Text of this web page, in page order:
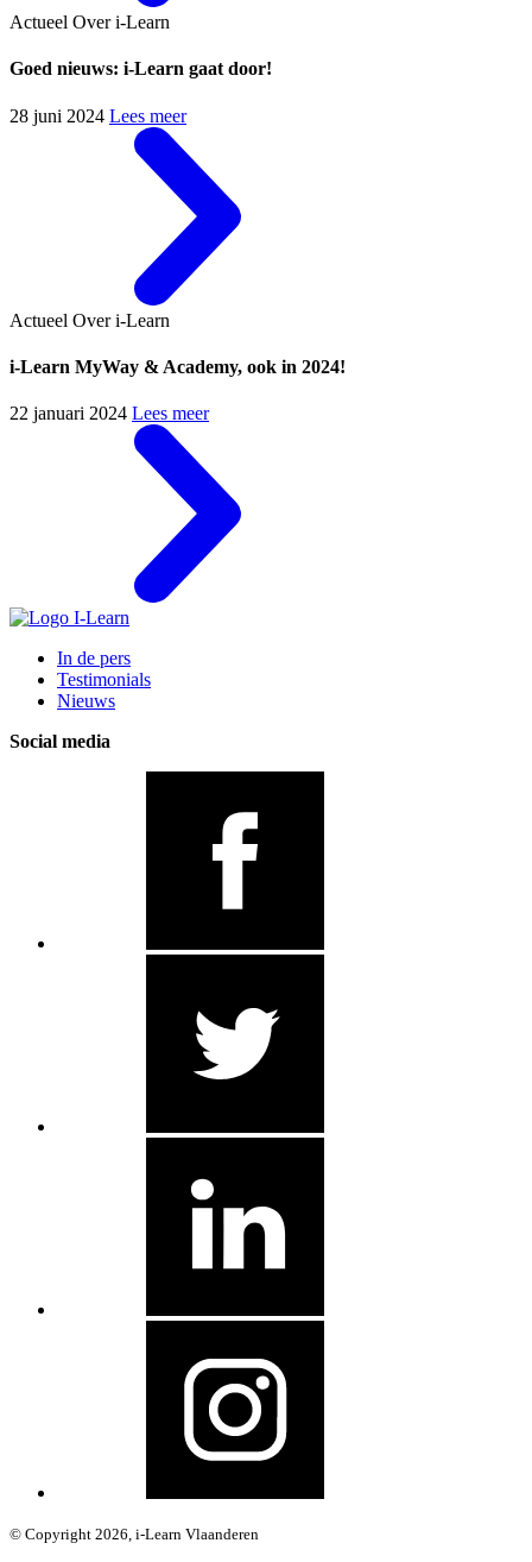
Actueel Over i-Learn
Goed nieuws: i-Learn gaat door!
28 juni 2024 Lees meer
Actueel Over i-Learn
i-Learn MyWay & Academy, ook in 2024!
22 januari 2024 Lees meer
In de pers
Testimonials
Nieuws
Social media
© Copyright 2026, i-Learn Vlaanderen